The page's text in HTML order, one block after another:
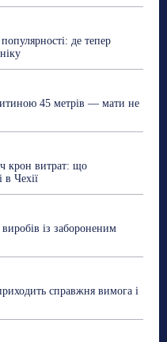
де тепер
45 метрів — мати не
крон витрат: що
в Чехії
із забороненим
справжня вимога і